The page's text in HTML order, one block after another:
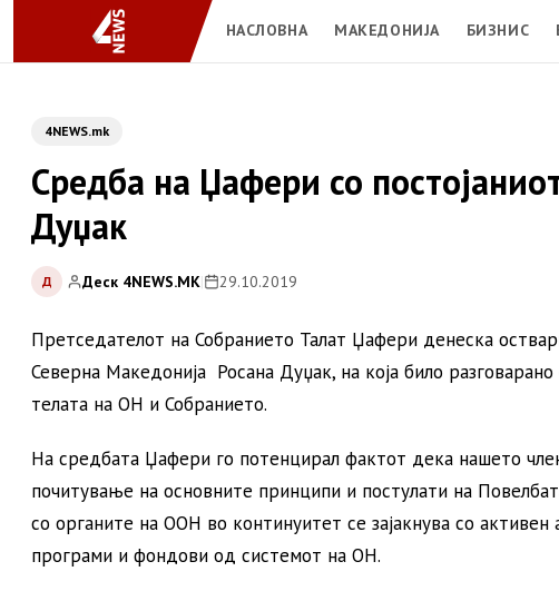
НАСЛОВНА МАКЕДОНИЈА БИЗНИС
4NEWS.mk
Средба на Џафери со
Дуџак
Д Деск 4NEWS.MK| 29.10.2019
Претседателот на Собранието Талат Џафери денеска
Северна Македонија Росана Дуџак, на која било
телата на ОН и Собранието.
На средбата Џафери го потенцирал фактот дека нашето
почитување на основните принципи и постулати на
со органите на ООН во континуитет се зајакнува со
програми и фондови од системот на ОН.